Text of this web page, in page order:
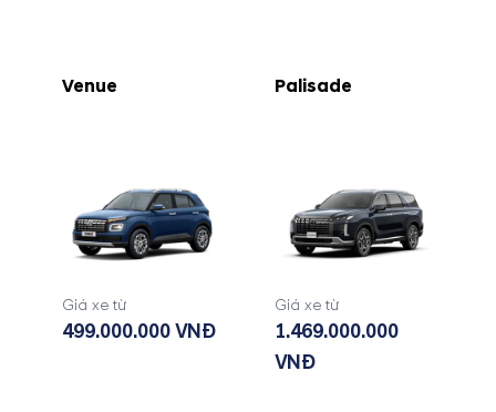
Venue
Giá xe từ
499.000.000 VNĐ
Palisade
Giá xe từ
1.469.000.000
VNĐ